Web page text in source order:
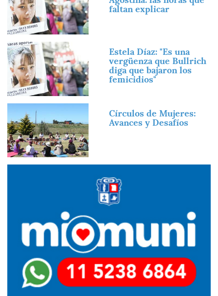
faltan explicar
Imagen
Estela Díaz: "Es una
vergüenza que Bullrich
diga que bajaron los
femicidios"
Círculos de Mujeres:
Avances y Desafíos